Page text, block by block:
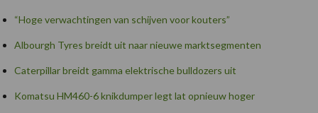
“Hoge verwachtingen van schijven voor kouters”
Albourgh Tyres breidt uit naar nieuwe marktsegmenten
Caterpillar breidt gamma elektrische bulldozers uit
Komatsu HM460-6 knikdumper legt lat opnieuw hoger